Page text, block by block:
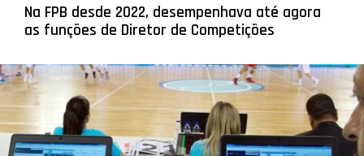
Na FPB desde 2022, desempenhava até agora
as funções de Diretor de Competições